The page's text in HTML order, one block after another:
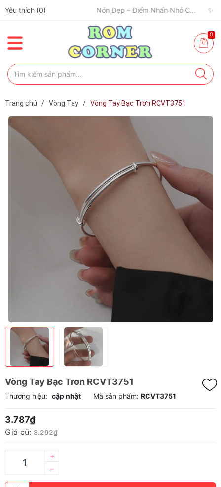
Yêu thích (0)
✈️ Đi Du Lịch – Cách Để Tâm Trạng “Refresh” Hơn ✨ 🧢 Một Chiếc Nón Đẹp – Điểm Nhấn Nhỏ Cho Mỗi Outfit ✨
0
Trang chủ / Vòng Tay / Vòng Tay Bạc Trơn RCVT3751
Vòng Tay Bạc Trơn RCVT3751
Thương hiệu: cập nhật Mã sản phẩm: RCVT3751
3.787₫
Giá cũ: 8.292₫
–
+